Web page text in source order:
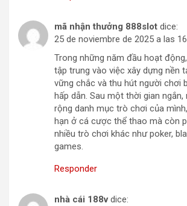
mã nhận thưởng 888slot dice:
25 de noviembre de 2025 a las
Trong những năm đầu hoạt động,
tập trung vào việc xây dựng nền
vững chắc và thu hút người chơi
hấp dẫn. Sau một thời gian
rộng danh mục trò chơi của
hạn ở cá cược thể thao mà còn
nhiều trò chơi khác như poker,
games.
Responder
nhà cái 188v dice: